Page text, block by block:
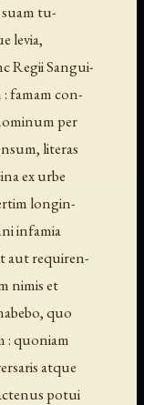
suam tu-
levia,
Regii Sangui-
famam con-
per
literas
ex urbe
longin-
infamia
aut requiren-
nimis et
quo
: quoniam
atque
potui